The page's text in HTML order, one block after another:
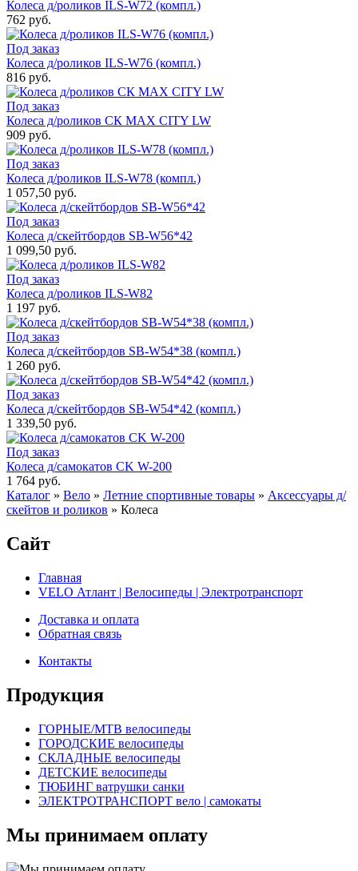
Колеса д/роликов ILS-W72 (компл.)
762 руб.
Под заказ
Колеса д/роликов ILS-W76 (компл.)
816 руб.
Под заказ
Колеса д/роликов СК MAX CITY LW
909 руб.
Под заказ
Колеса д/роликов ILS-W78 (компл.)
1 057,50 руб.
Под заказ
Колеса д/скейтбордов SB-W56*42
1 099,50 руб.
Под заказ
Колеса д/роликов ILS-W82
1 197 руб.
Под заказ
Колеса д/скейтбордов SB-W54*38 (компл.)
1 260 руб.
Под заказ
Колеса д/скейтбордов SB-W54*42 (компл.)
1 339,50 руб.
Под заказ
Колеса д/самокатов CK W-200
1 764 руб.
Каталог » Вело » Летние спортивные товары » Аксессуары д/
скейтов и роликов » Колеса
Сайт
Главная
VELO Атлант | Велосипеды | Электротранспорт
Доставка и оплата
Обратная связь
Контакты
Продукция
ГОРНЫЕ/MTB велосипеды
ГОРОДСКИЕ велосипеды
СКЛАДНЫЕ велосипеды
ДЕТСКИЕ велосипеды
ТЮБИНГ ватрушки санки
ЭЛЕКТРОТРАНСПОРТ вело | самокаты
Мы принимаем оплату